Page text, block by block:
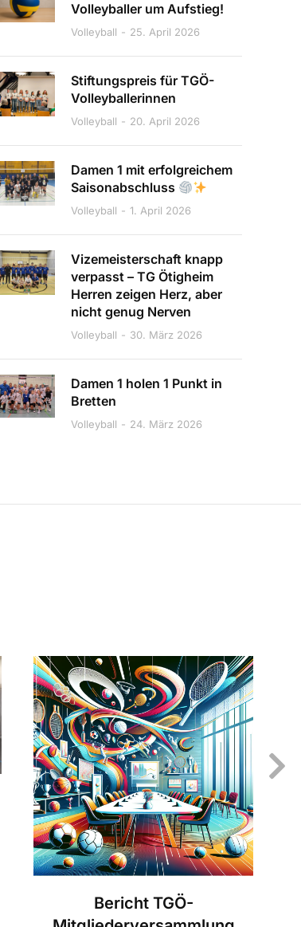
Volleyballer um Aufstieg!
Volleyball 25. April 2026
Stiftungspreis für TGÖ-
Volleyballerinnen
Volleyball 20. April 2026
Damen 1 mit erfolgreichem
Saisonabschluss
Volleyball 1. April 2026
Vizemeisterschaft knapp
verpasst – TG Ötigheim
Herren zeigen Herz, aber
nicht genug Nerven
Volleyball 30. März 2026
Damen 1 holen 1 Punkt in
Bretten
Volleyball 24. März 2026
Bericht TGÖ-